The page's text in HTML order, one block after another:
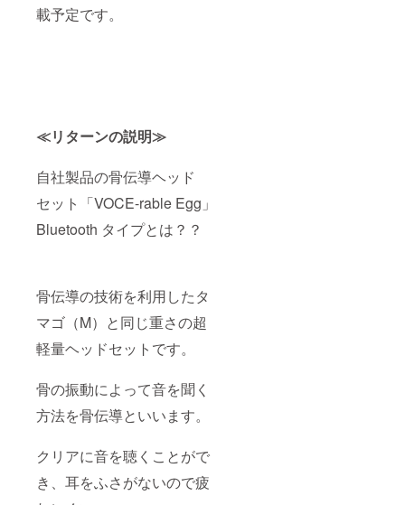
載予定です。
≪リターンの説明≫
自社製品の骨伝導ヘッド
セット「VOCE-rable Egg」
Bluetooth タイプとは？？
骨伝導の技術を利用したタ
マゴ（M）と同じ重さの超
軽量ヘッドセットです。
骨の振動によって音を聞く
方法を骨伝導といいます。
クリアに音を聴くことがで
き、耳をふさがないので疲